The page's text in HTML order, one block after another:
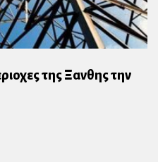
της Ξανθης την